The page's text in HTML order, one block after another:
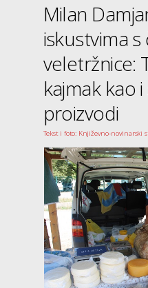
Milan
iskustvima s
veletržnice:
kajmak kao
proizvodi
Tekst i foto: Književno-novinarski